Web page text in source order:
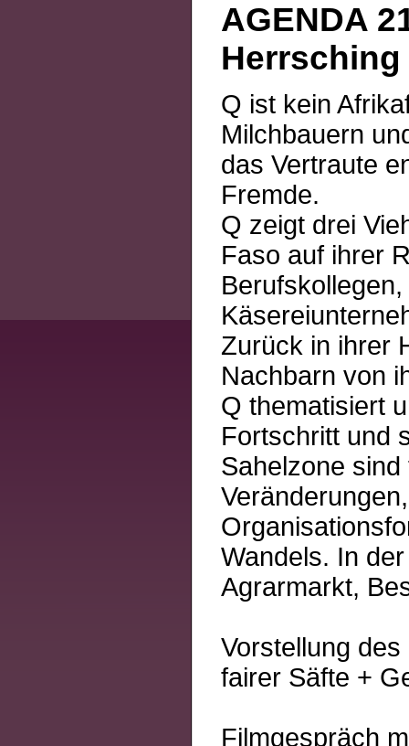
AGENDA
Herrsching
Q ist kein
Milchbauern
das Vertraute
Fremde.
Q zeigt drei
Faso auf ihrer
Zurück in ihrer
Nachbarn von
Q thematisiert
Fortschritt und
Sahelzone
Wandels. In
Agrarmarkt,
Vorstellung
fairer Säfte +
Filmgespräch